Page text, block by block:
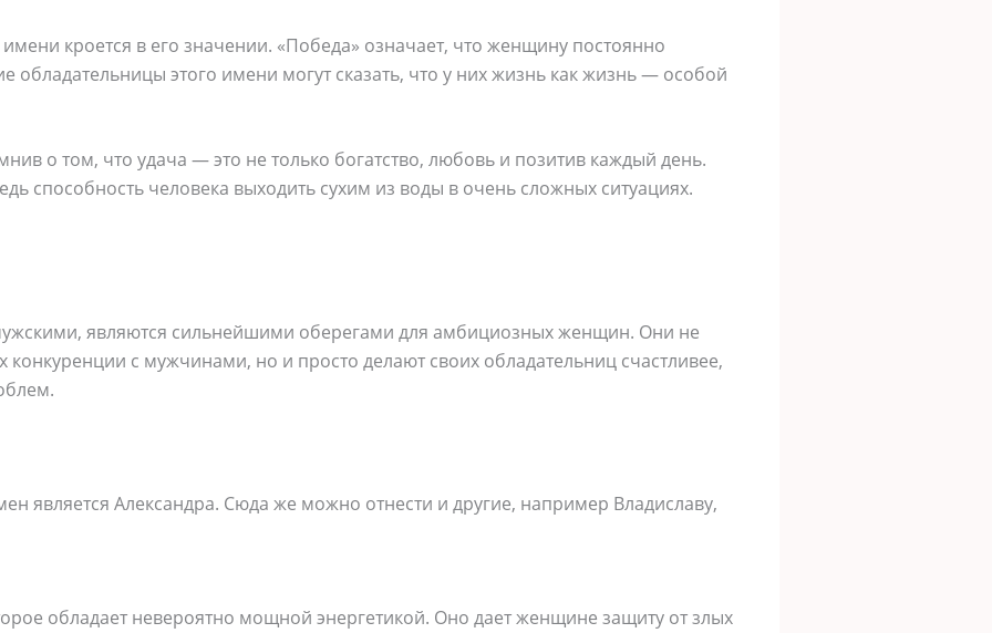
имени кроется в его значении. «Победа» означает, что женщину постоянно
обладательницы этого имени могут сказать, что у них жизнь как жизнь — особой
о том, что удача — это не только богатство, любовь и позитив каждый день.
способность человека выходить сухим из воды в очень сложных ситуациях.
являются сильнейшими оберегами для амбициозных женщин. Они не
конкуренции с мужчинами, но и просто делают своих обладательниц счастливее,
является Александра. Сюда же можно отнести и другие, например Владиславу,
обладает невероятно мощной энергетикой. Оно дает женщине защиту от злых